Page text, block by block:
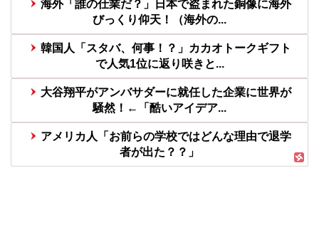
海外「誰の仕業だ？」日本で盗まれた銅像に海外
びっくり仰天！（海外の...
韓国人「スタバ、何事！？」カカオトークギフト
で人気1位に返り咲きと...
大谷翔平がアンバサダーに就任した企業に世界が
騒然！←「酷いアイデア...
アメリカ人「お前らの学校ではどんな理由で退学
者が出た？？」